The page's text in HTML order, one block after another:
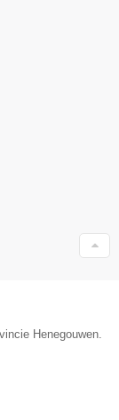
Henegouwen.